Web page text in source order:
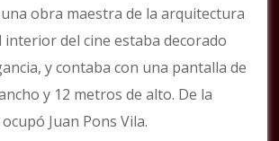
obra maestra de la arquitectura
interior del cine estaba decorado
y contaba con una pantalla de
y 12 metros de alto. De la
Juan Pons Vila.